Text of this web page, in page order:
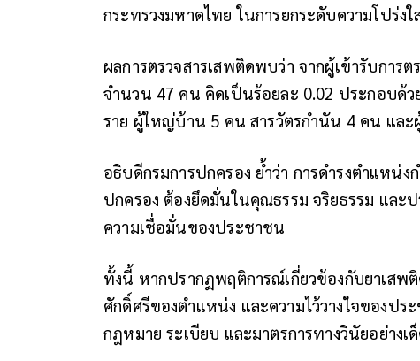
กระทรวงมหาดไทย ในการยกระดับความโปร่ง
ผลการตรวจสารเสพติดพบว่า จากผู้เข้ารับกา
จำนวน 47 คน คิดเป็นร้อยละ 0.02 ประกอบด้
ราย ผู้ใหญ่บ้าน 5 คน สารวัตรกำนัน 4 คน แล
อธิบดีกรมการปกครอง ย้ำว่า การดำรงตำแหน่
ปกครอง ต้องยึดมั่นในคุณธรรม จริยธรรม แล
ความเชื่อมั่นของประชาชน
ทั้งนี้ หากปรากฏพฤติการณ์เกี่ยวข้องกับยาเสพ
ศักดิ์ศรีของตำแหน่ง และความไว้วางใจของปร
กฎหมาย ระเบียบ และมาตรการทางวินัยอย่างเ